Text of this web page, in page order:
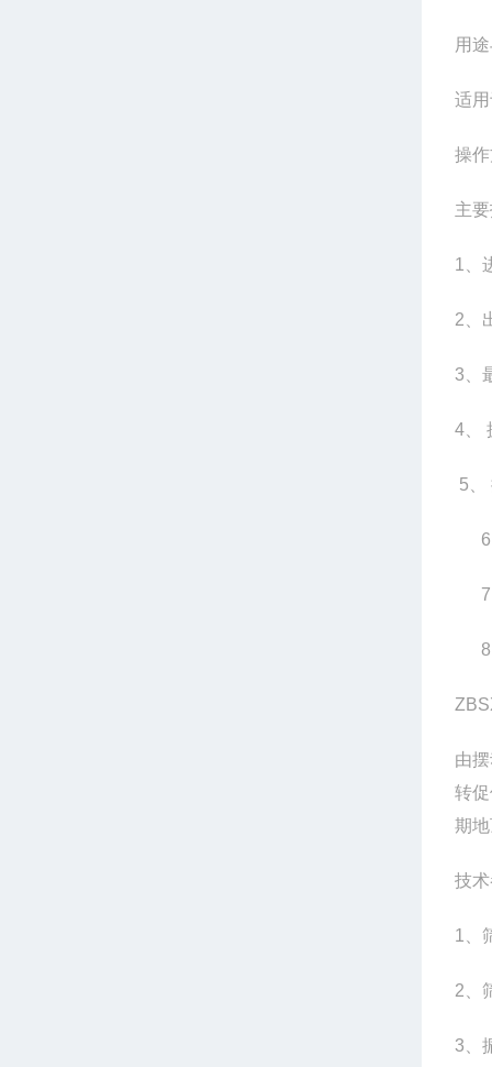
用
适
操
主
1、
2、
3、
4、
5、
6
7
8
由
转
期
技
1、
2、
3、